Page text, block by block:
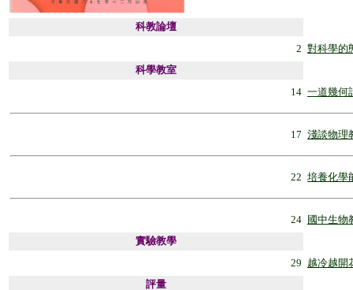
科教論壇
2 對科學的
科學教室
14 一道幾何
17 淺談物理
22 培養化學
24 國中生物
實驗教學
29 越冷越開
評量